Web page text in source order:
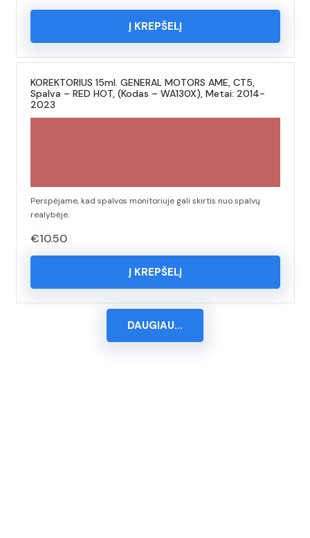
Į KREPŠELĮ
KOREKTORIUS 15ml. GENERAL MOTORS AME, CT5,
Spalva – RED HOT, (Kodas – WA130X), Metai: 2014-
2023
Perspėjame, kad spalvos monitoriuje gali skirtis nuo spalvų
realybėje.
€10.50
Į KREPŠELĮ
DAUGIAU...